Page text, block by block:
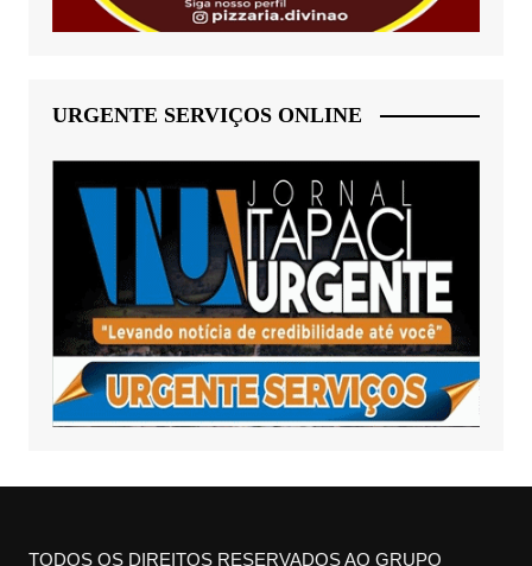
URGENTE SERVIÇOS ONLINE
TODOS OS DIREITOS RESERVADOS AO GRUPO